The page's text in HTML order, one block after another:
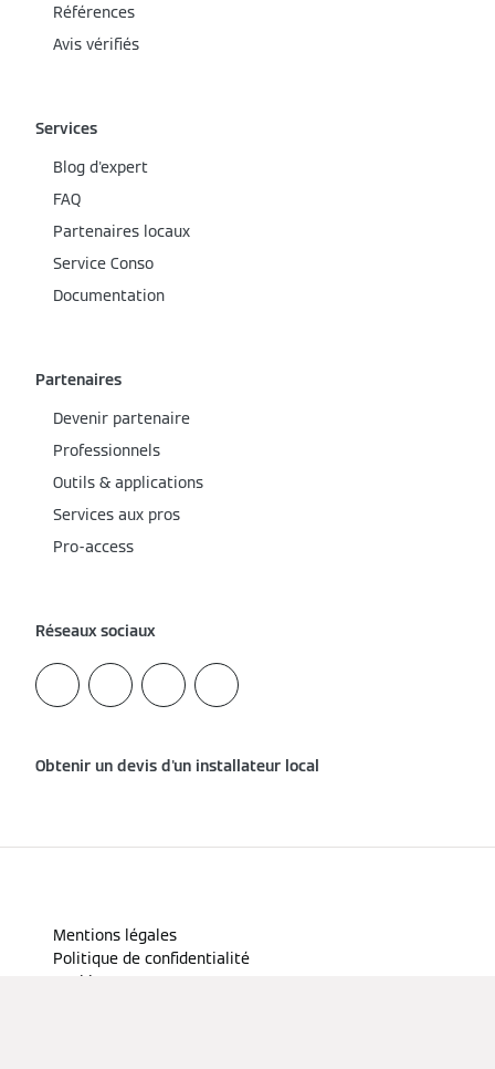
Références
Avis vérifiés
Services
Blog d'expert
FAQ
Partenaires locaux
Service Conso
Documentation
Partenaires
Devenir partenaire
Professionnels
Outils & applications
Services aux pros
Pro-access
Réseaux sociaux
Obtenir un devis d'un installateur local
Mentions légales
Politique de confidentialité
Cookies et traçage